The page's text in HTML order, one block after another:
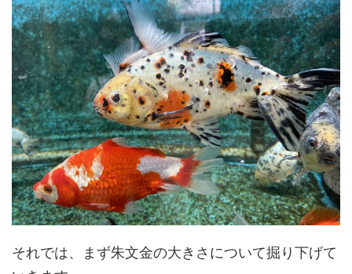
それでは、まず朱文金の大きさについて掘り下げて